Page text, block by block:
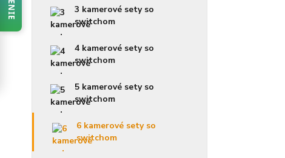
3 kamerové sety so
switchom
4 kamerové sety so
switchom
5 kamerové sety so
switchom
6 kamerové sety so
switchom